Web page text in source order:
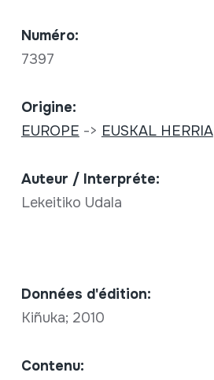
Numéro:
7397
Origine:
EUROPE -> EUSKAL HERRIA
Auteur / Interpréte:
Lekeitiko Udala
Données d'édition:
Kiñuka; 2010
Contenu: